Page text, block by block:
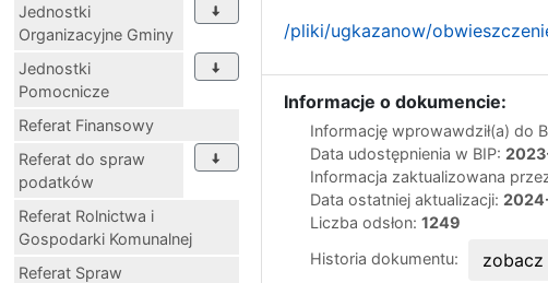
Jednostki
Organizacyjne Gminy
Jednostki
Pomocnicze
Referat Finansowy
Referat do spraw
podatków
Referat Rolnictwa i
Gospodarki Komunalnej
Referat Spraw
/pliki/ugkazanow/
Informacje o dokumencie:
Informację wprowawdził(a) do
Data udostępnienia w BIP:
Informacja zaktualizowana
Data ostatniej aktualizacji:
Liczba odsłon: 1249
Historia dokumentu:
zobacz